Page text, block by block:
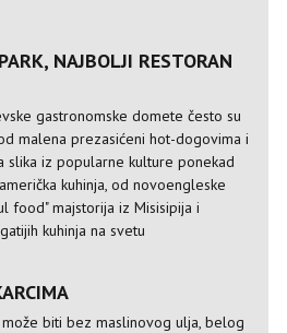
NAJBOLJI RESTORAN
gastronomske domete često su
malena prezasićeni hot-dogovima i
slika iz popularne kulture ponekad
kuhinja, od novoengleske
food" majstorija iz Misisipija i
kuhinja na svetu
može biti bez maslinovog ulja, belog